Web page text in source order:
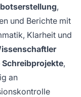
,
und Berichte mit
Klarheit und
,
an